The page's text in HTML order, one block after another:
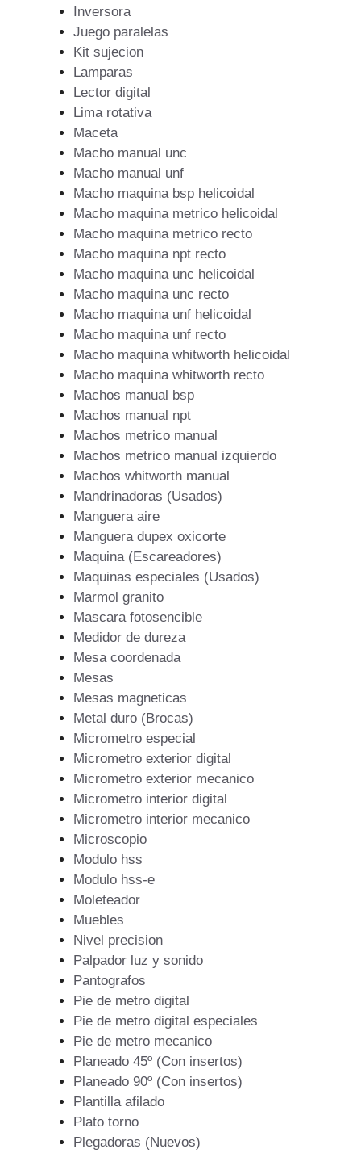
Inversora
Juego paralelas
Kit sujecion
Lamparas
Lector digital
Lima rotativa
Maceta
Macho manual unc
Macho manual unf
Macho maquina bsp helicoidal
Macho maquina metrico helicoidal
Macho maquina metrico recto
Macho maquina npt recto
Macho maquina unc helicoidal
Macho maquina unc recto
Macho maquina unf helicoidal
Macho maquina unf recto
Macho maquina whitworth helicoidal
Macho maquina whitworth recto
Machos manual bsp
Machos manual npt
Machos metrico manual
Machos metrico manual izquierdo
Machos whitworth manual
Mandrinadoras (Usados)
Manguera aire
Manguera dupex oxicorte
Maquina (Escareadores)
Maquinas especiales (Usados)
Marmol granito
Mascara fotosencible
Medidor de dureza
Mesa coordenada
Mesas
Mesas magneticas
Metal duro (Brocas)
Micrometro especial
Micrometro exterior digital
Micrometro exterior mecanico
Micrometro interior digital
Micrometro interior mecanico
Microscopio
Modulo hss
Modulo hss-e
Moleteador
Muebles
Nivel precision
Palpador luz y sonido
Pantografos
Pie de metro digital
Pie de metro digital especiales
Pie de metro mecanico
Planeado 45º (Con insertos)
Planeado 90º (Con insertos)
Plantilla afilado
Plato torno
Plegadoras (Nuevos)